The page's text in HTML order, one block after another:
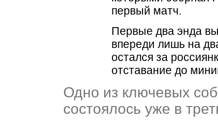
первый матч.
Первые два энда
впереди лишь на
остался за
отставание до
Одно из ключевых
состоялось уже в